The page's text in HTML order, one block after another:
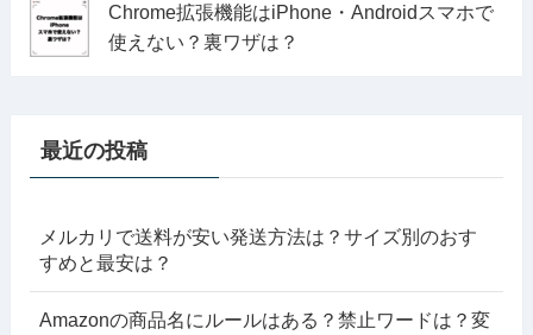
Chrome拡張機能はiPhone・Androidスマホで
使えない？裏ワザは？
最近の投稿
メルカリで送料が安い発送方法は？サイズ別のおす
すめと最安は？
Amazonの商品名にルールはある？禁止ワードは？変